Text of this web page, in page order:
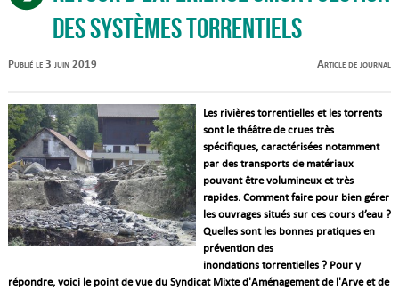
des systèmes torrentiels
Publié le 3 juin 2019 Article de journal
Les rivières torrentielles et les torrents
sont le théâtre de crues très
spécifiques, caractérisées notamment
par des transports de matériaux
pouvant être volumineux et très
rapides. Comment faire pour bien gérer
les ouvrages situés sur ces cours d’eau ?
Quelles sont les bonnes pratiques en
prévention des
inondations torrentielles ? Pour y
répondre, voici le point de vue du Syndicat Mixte d'Aménagement de l'Arve et de